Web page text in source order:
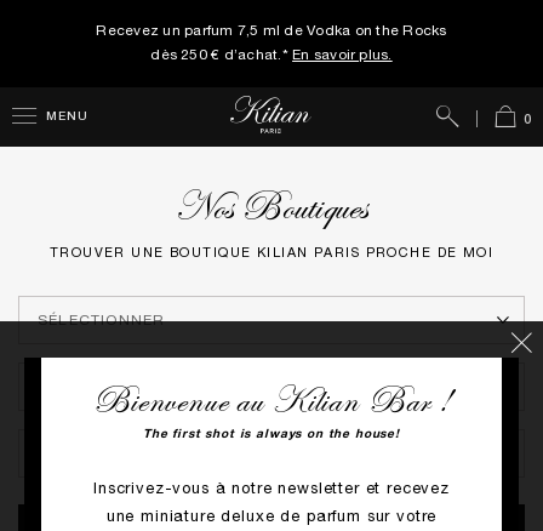
Recevez un parfum 7,5 ml de Vodka on the Rocks
dès 250 € d’achat.* En savoir plus.
MENU 0
Rechercher
Nos Boutiques
TROUVER UNE BOUTIQUE KILIAN PARIS PROCHE DE MOI
Bienvenue au Kilian Bar !
The first shot is always on the house!
Inscrivez-vous à notre newsletter et recevez
une miniature deluxe de parfum sur votre